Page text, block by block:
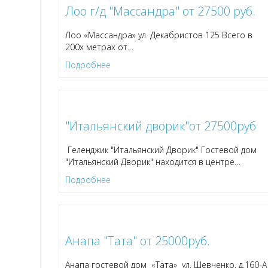
Лоо г/д "Массандра" от 27500 руб.
Лоо «Массандра» ул. Декабристов 125 Всего в
200х метрах от…
Подробнее
"Итальянский дворик"от 27500руб
Геленджик "Итальянский Дворик" Гостевой дом
"Итальянский Дворик" находится в центре…
Подробнее
Анапа "Тата" от 25000руб.
Анапа гостевой дом «Тата» ул. Шевченко, д.160-А